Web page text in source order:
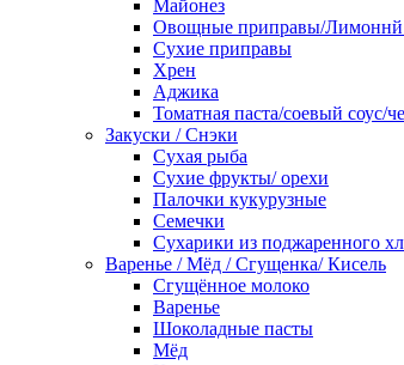
Майонез
Овощные приправы/Лимоннй
Сухие приправы
Хрен
Аджика
Томатная паста/соевый соус/
Закуски / Снэки
Сухая рыба
Сухие фрукты/ орехи
Палочки кукурузные
Семечки
Сухарики из поджаренного
Варенье / Мёд / Сгущенка/ Кисель
Сгущённое молоко
Варенье
Шоколадные пасты
Мёд